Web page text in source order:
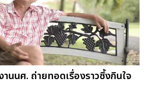
นนศ. ถ่ายทอดเรื่องราวซึ้งกินใจ